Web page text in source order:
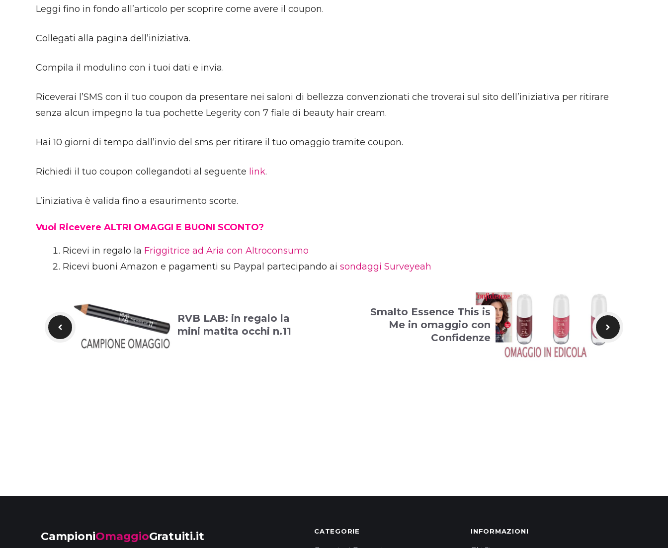
Leggi fino in fondo all’articolo per scoprire come avere il coupon.
Collegati alla pagina dell’iniziativa.
Compila il modulino con i tuoi dati e invia.
Riceverai l’SMS con il tuo coupon da presentare nei saloni di bellezza convenzionati che troverai sul sito dell’iniziativa per ritirare
senza alcun impegno la tua pochette Legerity con 7 fiale di beauty hair cream.
Hai 10 giorni di tempo dall’invio del sms per ritirare il tuo omaggio tramite coupon.
Richiedi il tuo coupon collegandoti al seguente link.
L’iniziativa è valida fino a esaurimento scorte.
Vuoi Ricevere ALTRI OMAGGI E BUONI SCONTO?
Ricevi in regalo la Friggitrice ad Aria con Altroconsumo
Ricevi buoni Amazon e pagamenti su Paypal partecipando ai sondaggi Surveyeah
RVB LAB: in regalo la
mini matita occhi n.11
Smalto Essence This is
Me in omaggio con
Confidenze
CampioniOmaggioGratuiti.it CATEGORIE INFORMAZIONI